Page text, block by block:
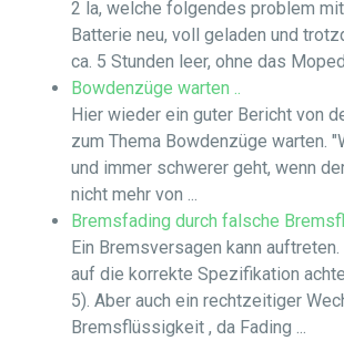
2 la, welche folgendes problem
Batterie neu, voll geladen und
ca. 5 Stunden leer, ohne das Moped
Bowdenzüge warten ..
Hier wieder ein guter Bericht von
zum Thema Bowdenzüge warten.
und immer schwerer geht, wenn
nicht mehr von ...
Bremsfading durch falsche
Ein Bremsversagen kann
auf die korrekte Spezifikation
5). Aber auch ein rechtzeitiger
Bremsflüssigkeit , da Fading ...